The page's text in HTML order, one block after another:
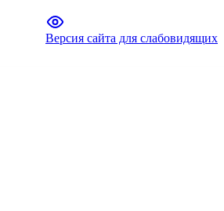
Версия сайта для слабовидящих